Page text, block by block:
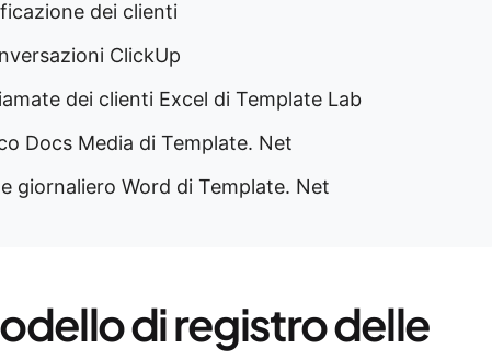
dei clienti
ClickUp
dei clienti Excel di Template Lab
Docs Media di Template. Net
giornaliero Word di Template. Net
di registro delle